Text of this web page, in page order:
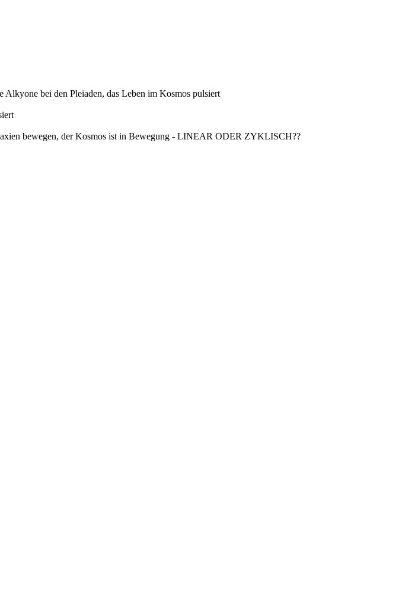
Alkyone bei den Pleiaden, das Leben im Kosmos pulsiert
bewegen, der Kosmos ist in Bewegung - LINEAR ODER ZYKLISCH??